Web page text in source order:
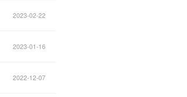
2023-02-22
2023-01-16
2022-12-07